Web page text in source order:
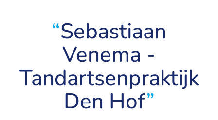
“Sebastiaan
Venema -
Tandartsenpraktijk
Den Hof”